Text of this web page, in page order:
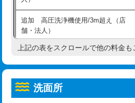
コンクリート斫り（厚さ10㎝超え）
モルタル補修（厚さ10㎝まで）
モルタル補修（厚さ10㎝超え）
洗面台設置
追加人工
給水管工事※（ホール加工)
給水管工事※（バンド止め)
給水管工事※（支持金具設置)
給水管工事※（保温材使用（バンド止
め込み）)
給水管工事※（土の掘削・埋め戻し作
追加 高圧洗浄機使用/3m超え（店
舗・法人）
高度高圧洗浄換
トーラー機使用/3mまで
上記の表をスクロールで他の料金も
洗面所